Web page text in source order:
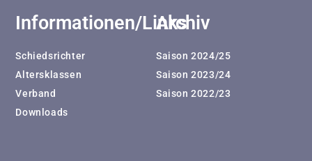
Informationen/Links
Schiedsrichter
Altersklassen
Verband
Downloads
Archiv
Saison 2024/25
Saison 2023/24
Saison 2022/23